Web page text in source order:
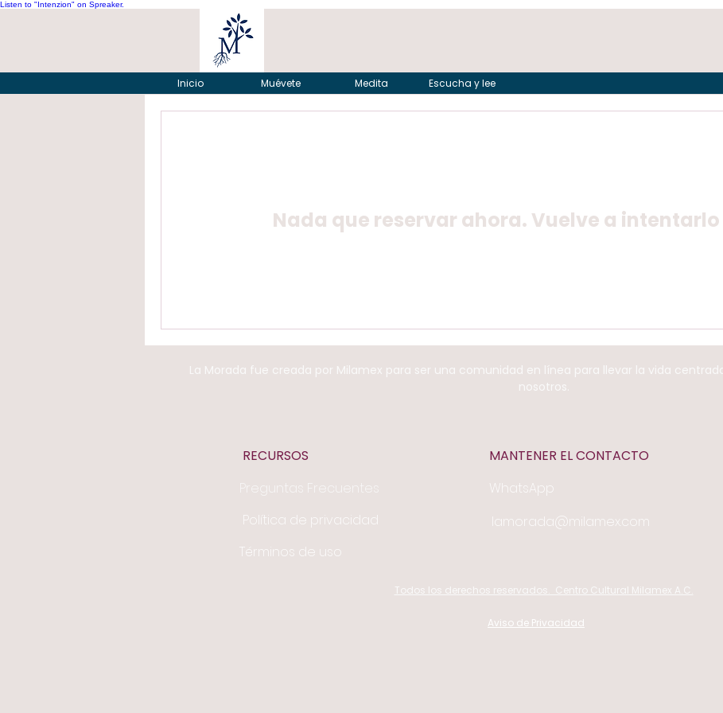
Listen to "Intenzion" on Spreaker.
Inicio Muévete Medita Escucha y lee
Nada que reservar ahora. Vuelve a
La Morada fue creada por Milamex para ser una comunidad en línea para llevar la vida
nosotros.
RECURSOS
Preguntas Frecuentes
Política de privacidad
MANTENER EL CONTACTO
WhatsApp
lamorada@milamex.com
Términos de uso
Todos los derechos reservados. Centro Cultural Milamex A.C.
Aviso de Privacidad